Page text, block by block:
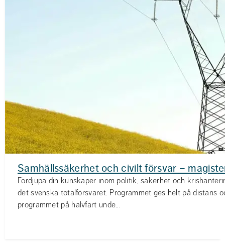
Samhällssäkerhet och civilt försvar –
Fördjupa din kunskaper inom politik, säkerhet och
det svenska totalförsvaret. Programmet ges helt på distans
programmet på halvfart unde...